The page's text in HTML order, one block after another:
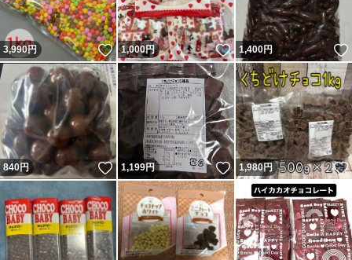
3,990円 いいね！
1,000円 いいね！
1,400円
840円 いいね！
1,199円 いいね！
1,980円